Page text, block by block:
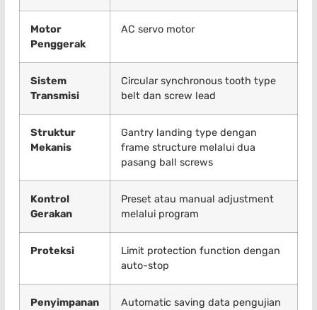
Motor
Penggerak
AC servo motor
Sistem
Transmisi
Circular synchronous tooth type
belt dan screw lead
Struktur
Mekanis
Gantry landing type dengan
frame structure melalui dua
pasang ball screws
Kontrol
Gerakan
Preset atau manual adjustment
melalui program
Proteksi
Limit protection function dengan
auto-stop
Penyimpanan
Automatic saving data pengujian